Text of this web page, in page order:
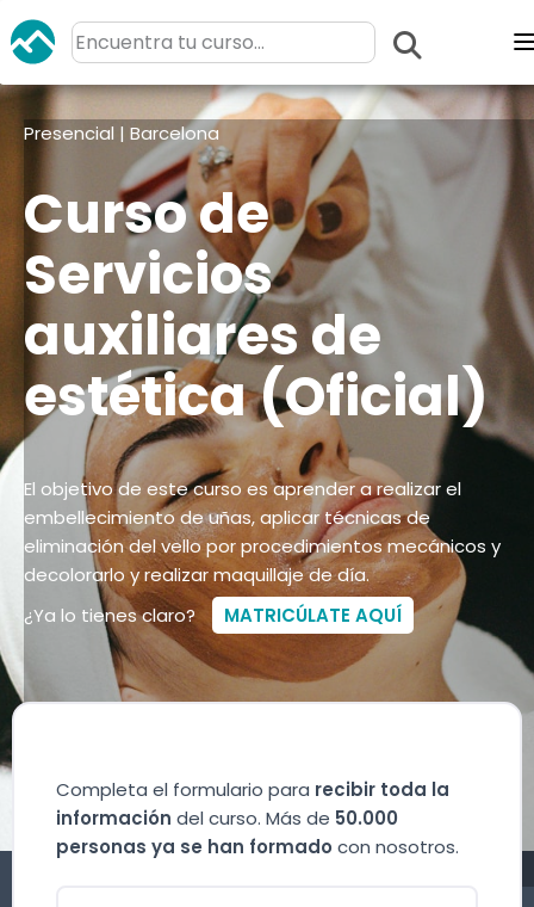
Presencial | Barcelona
Curso de
Servicios
auxiliares de
estética (Oficial)
El objetivo de este curso es aprender a realizar el
embellecimiento de uñas, aplicar técnicas de
eliminación del vello por procedimientos mecánicos y
decolorarlo y realizar maquillaje de día.
¿Ya lo tienes claro?
MATRICÚLATE AQUÍ
Completa el formulario para recibir toda la
información del curso. Más de 50.000
personas ya se han formado con nosotros.